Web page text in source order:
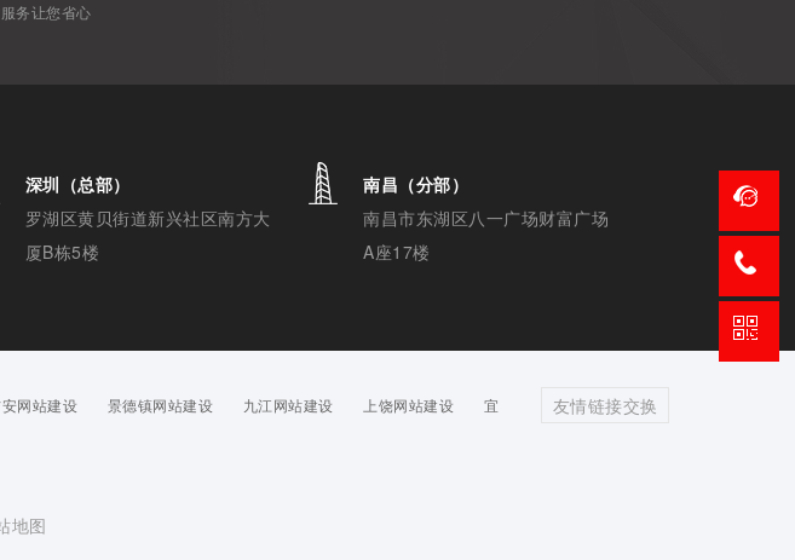
务让您省心
深圳（总部）
罗湖区黄贝街道新兴社区南方大
厦B栋5楼
南昌（分部）
南昌市东湖区八一广场财富广场
A座17楼
网站建设 景德镇网站建设 九江网站建设 上饶网站建设
宜
地图
友情链接交换